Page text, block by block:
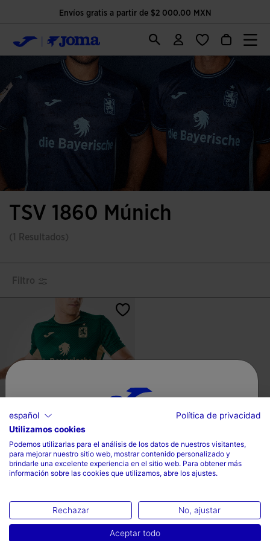
Envíos gratis a partir de $2 000.00 MXN
TSV 1860 Múnich
(1 Resultados)
Filtro
Camiseta Manga Corta 2ª
Equipación TSV 1860 M...
Mex$ 1.799,00
3.7 sobre 5 de valoración de clientes
Selecciona tu país e idioma
País
Mexico
Idioma
Español
español
Política de privacidad
Utilizamos cookies
Podemos utilizarlas para el análisis de los datos de nuestros visitantes,
para mejorar nuestro sitio web, mostrar contenido personalizado y
brindarle una excelente experiencia en el sitio web. Para obtener más
información sobre las cookies que utilizamos, abre los ajustes.
Rechazar No, ajustar
Aceptar todo